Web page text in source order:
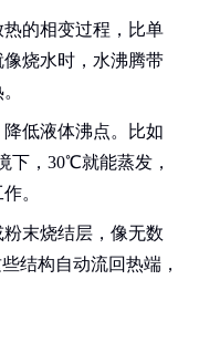
热的相变过程，比单
烧水时，水沸腾带
低液体沸点。比如
下，30℃就能蒸发，
。
粉末烧结层，像无数
结构自动流回热端，